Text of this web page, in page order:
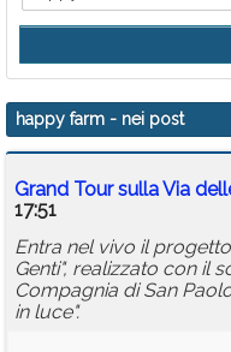
Eventi
Info Utili
Rubriche
Calendario
Annunci
happy farm - nei post
Grand Tour sulla Via
17:51
Entra nel vivo il
Genti", realizzato con il
Compagnia di San
in luce".